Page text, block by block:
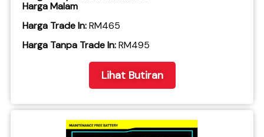
Harga Malam
Harga Trade In:RM465
​Harga Tanpa Trade In:RM495
Lihat Butiran